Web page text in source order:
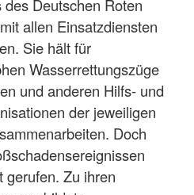
Deutschen Roten
allen Einsatzdiensten
Sie hält für
Wasserrettungszüge
und anderen Hilfs- und
der jeweiligen
Doch
gerufen. Zu ihren